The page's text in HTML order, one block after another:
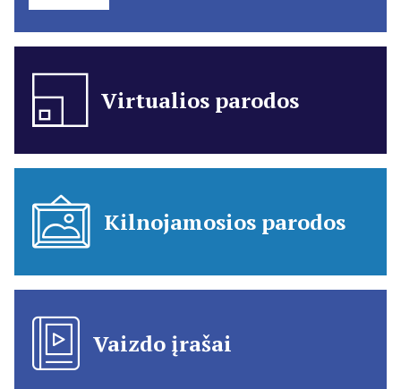
Virtualios parodos
Kilnojamosios parodos
Vaizdo įrašai